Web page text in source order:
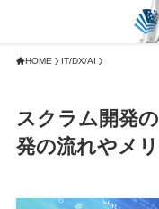
HOME IT/DX/AI
スクラム開発
発の流れやメ